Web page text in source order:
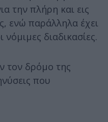
την πλήρη και εις
ενώ παράλληλα έχει
νόμιμες διαδικασίες.
τον δρόμο της
που